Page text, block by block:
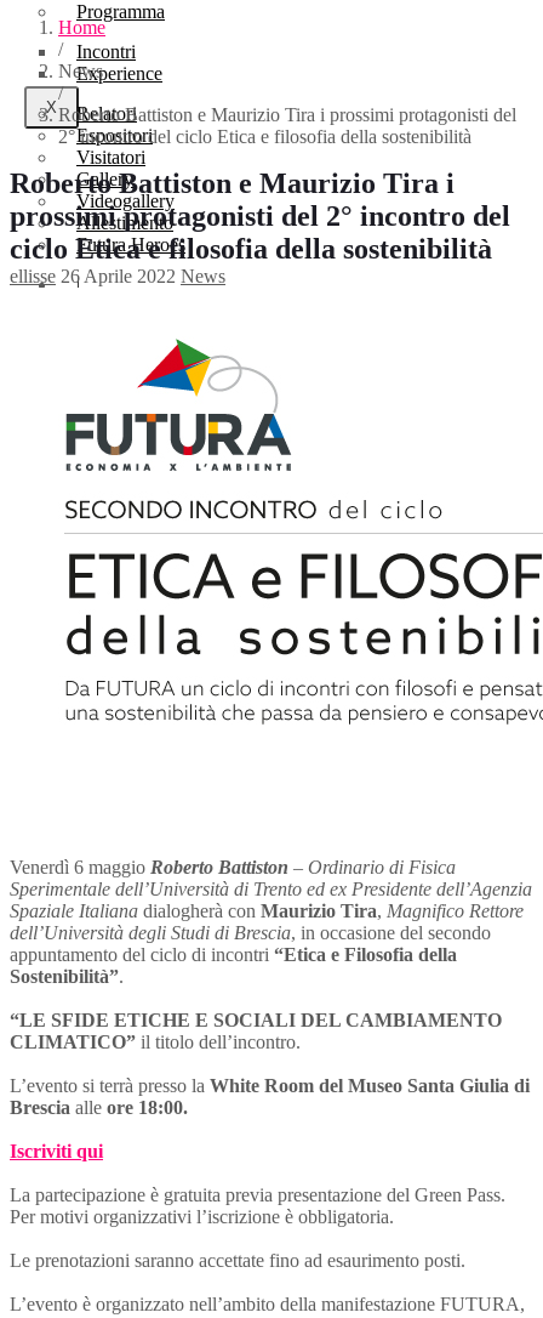
X
Programma
Incontri
Experience
Relatori
Espositori
Visitatori
Gallery
Videogallery
Allestimento
Futura Heroes
|
Expo 2023
Programma
Incontri
Relatori
Espositori
Gallery
Videogallery
Expo 2022
Home
/
News
/
Roberto Battiston e Maurizio Tira i prossimi protagonisti del
2° incontro del ciclo Etica e filosofia della sostenibilità
Roberto Battiston e Maurizio Tira i
prossimi protagonisti del 2° incontro del
ciclo Etica e filosofia della sostenibilità
ellisse 26 Aprile 2022 News
Venerdì 6 maggio Roberto Battiston – Ordinario di Fisica
Sperimentale dell’Università di Trento ed ex Presidente dell’Agenzia
Spaziale Italiana dialogherà con Maurizio Tira, Magnifico Rettore
dell’Università degli Studi di Brescia, in occasione del secondo
appuntamento del ciclo di incontri “Etica e Filosofia della
Sostenibilità”.
“LE SFIDE ETICHE E SOCIALI DEL CAMBIAMENTO
CLIMATICO” il titolo dell’incontro.
L’evento si terrà presso la White Room del Museo Santa Giulia di
Brescia alle ore 18:00.
Iscriviti qui
La partecipazione è gratuita previa presentazione del Green Pass.
Per motivi organizzativi l’iscrizione è obbligatoria.
Le prenotazioni saranno accettate fino ad esaurimento posti.
L’evento è organizzato nell’ambito della manifestazione FUTURA,